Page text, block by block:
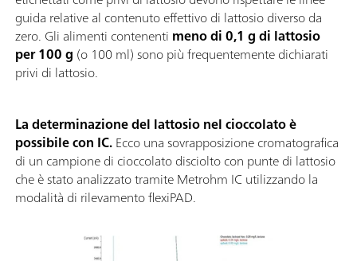
guida relative al contenuto effettivo di lattosio diverso da
zero. Gli alimenti contenenti meno di 0,1 g di lattosio
per 100 g (o 100 ml) sono più frequentemente dichiarati
privi di lattosio.
La determinazione del lattosio nel cioccolato è
possibile con IC.Ecco una sovrapposizione cromatografica
di un campione di cioccolato disciolto con punte di lattosio
che è stato analizzato tramite Metrohm IC utilizzando la
modalità di rilevamento flexiPAD.